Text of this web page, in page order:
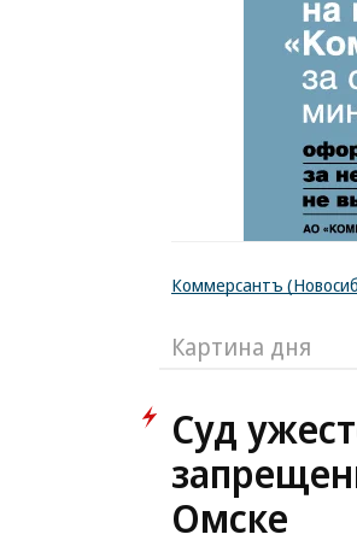
Коммерсантъ
Картина дня
Суд
Омске